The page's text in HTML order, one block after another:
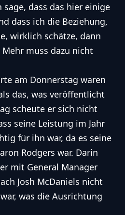
sage, dass das hier einige
dass ich die Beziehung,
wirklich schätze, dann
muss dazu nicht
am Donnerstag waren
das, was veröffentlicht
scheute er sich nicht
seine Leistung im Jahr
für ihn war, da es seine
Rodgers war. Darin
mit General Manager
Josh McDaniels nicht
was die Ausrichtung